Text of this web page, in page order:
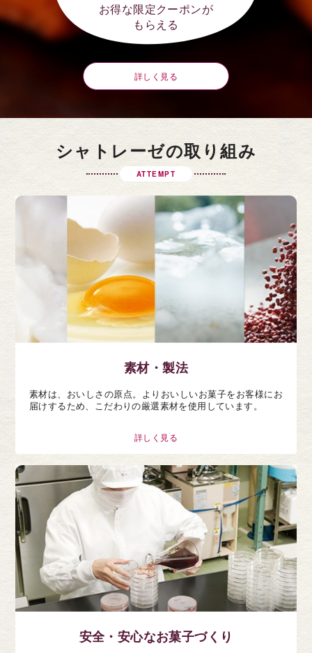
お得な限定クーポンが
もらえる
詳しく見る
シャトレーゼの取り組み
ATTEMPT
素材・製法
素材は、おいしさの原点。よりおいしいお菓子をお客様にお
届けするため、こだわりの厳選素材を使用しています。
詳しく見る
安全・安心なお菓子づくり